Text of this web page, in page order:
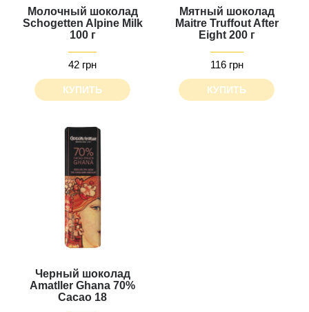
Молочный шоколад
Schogetten Alpine Milk
100 г
42 грн
КУПИТЬ
Мятный шоколад
Maitre Truffout After
Eight 200 г
116 грн
КУПИТЬ
Черный шоколад
Amatller Ghana 70%
Cacao 18